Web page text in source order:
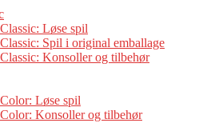
Løse spil
Spil i original emballage
Konsoller og tilbehør
Løse spil
Konsoller og tilbehør